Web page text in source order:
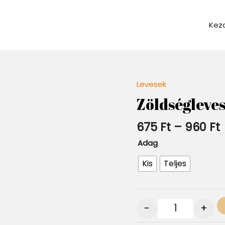
Levesek
Zöldségleves
675 Ft – 960 Ft
-
Adag
Kis Teljes
- +